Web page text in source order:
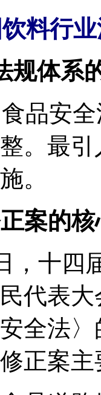
料行
规体系
品安全
。最
。
案的
，十四
代表
全法
正案